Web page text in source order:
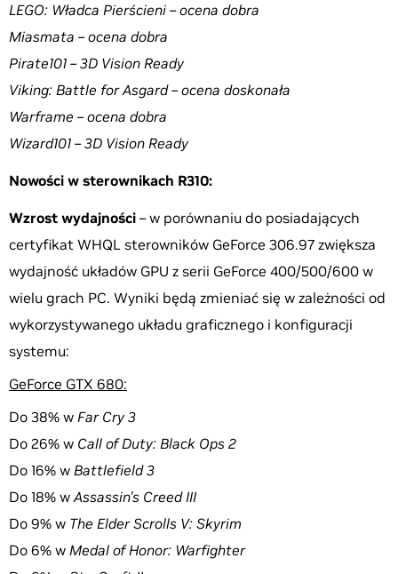
LEGO: Władca Pierścieni – ocena dobra
Miasmata – ocena dobra
Pirate101 – 3D Vision Ready
Viking: Battle for Asgard – ocena doskonała
Warframe – ocena dobra
Wizard101 – 3D Vision Ready
Nowości w sterownikach R310:
Wzrost wydajności – w porównaniu do posiadających
certyfikat WHQL sterowników GeForce 306.97 zwiększa
wydajność układów GPU z serii GeForce 400/500/600 w
wielu grach PC. Wyniki będą zmieniać się w zależności od
wykorzystywanego układu graficznego i konfiguracji
systemu:
GeForce GTX 680:
Do 38% w Far Cry 3
Do 26% w Call of Duty: Black Ops 2
Do 16% w Battlefield 3
Do 18% wAssassin’s Creed III
Do 9% w The Elder Scrolls V: Skyrim
Do 6% w Medal of Honor: Warfighter